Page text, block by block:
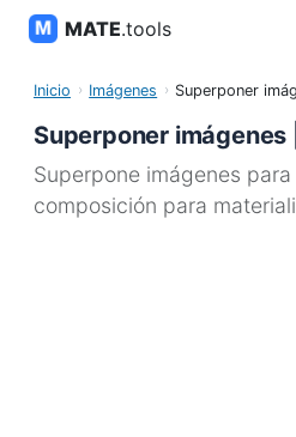
MATE.tools
Inicio Imágenes Superponer
Superponer
Superpone imágenes
composición para